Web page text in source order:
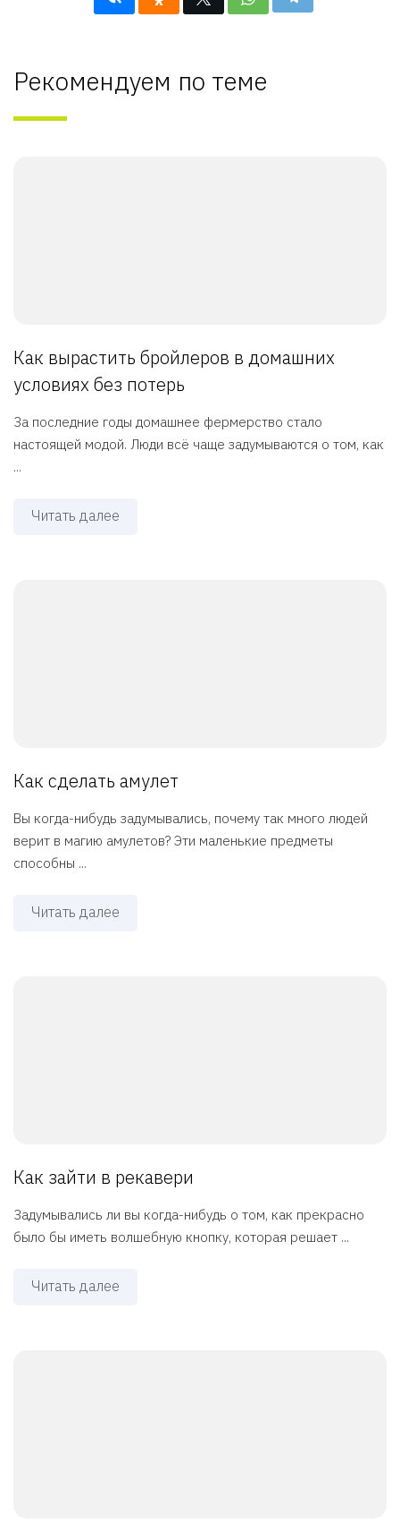
Рекомендуем по теме
Как вырастить бройлеров в домашних
условиях без потерь
За последние годы домашнее фермерство стало
настоящей модой. Люди всё чаще задумываются о том, как
...
Читать далее
Как сделать амулет
Вы когда-нибудь задумывались, почему так много людей
верит в магию амулетов? Эти маленькие предметы
способны ...
Читать далее
Как зайти в рекавери
Задумывались ли вы когда-нибудь о том, как прекрасно
было бы иметь волшебную кнопку, которая решает ...
Читать далее